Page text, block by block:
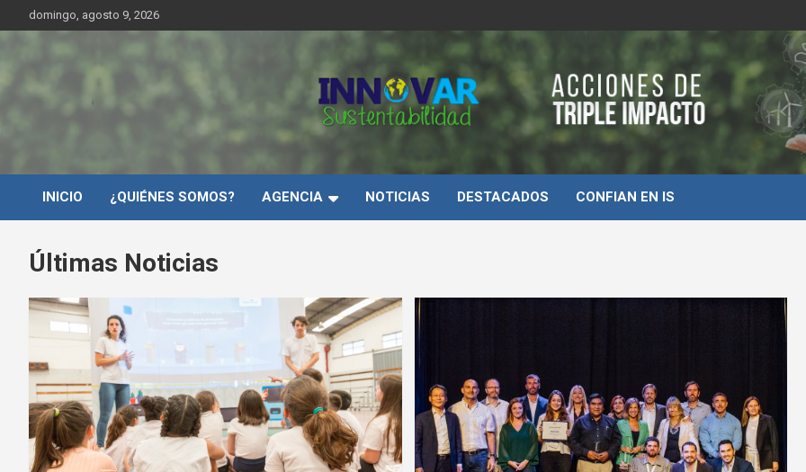
al
contenido
domingo, agosto 9, 2026
Innovar Sustentabilidad
INICIO ¿QUIÉNES SOMOS? AGENCIA NOTICIAS DESTACADOS CONFIAN EN IS
Últimas Noticias